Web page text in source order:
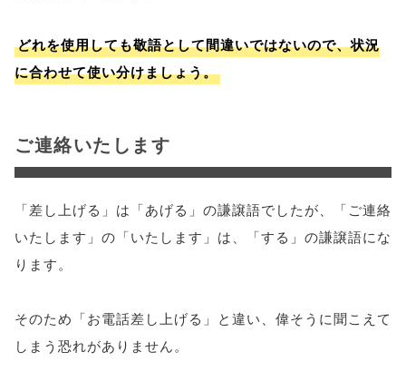
どれを使用しても敬語として間違いではないので、状況
に合わせて使い分けましょう。
ご連絡いたします
「差し上げる」は「あげる」の謙譲語でしたが、「ご連絡
いたします」の「いたします」は、「する」の謙譲語にな
ります。
そのため「お電話差し上げる」と違い、偉そうに聞こえて
しまう恐れがありません。